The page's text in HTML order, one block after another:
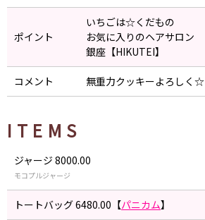
ポイント
いちごは☆くだもの
お気に入りのヘアサロン
銀座【HIKUTEI】
コメント 無重力クッキーよろしく☆
ITEMS
ジャージ 8000.00
モコプルジャージ
トートバッグ 6480.00【パニカム】